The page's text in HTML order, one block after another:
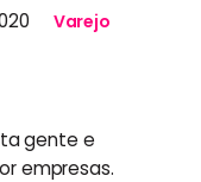
Varejo
gente e
empresas.